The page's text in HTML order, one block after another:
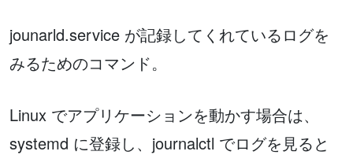
jounarld.service が記録してくれているログを
みるためのコマンド。
Linux でアプリケーションを動かす場合は、
systemd に登録し、journalctl でログを見ると